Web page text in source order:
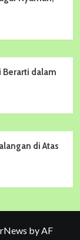
Berarti dalam
di Atas
by AF